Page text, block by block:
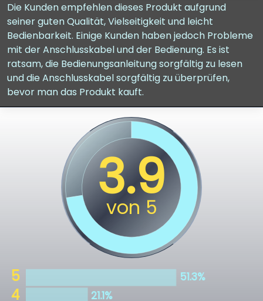
Die Kunden empfehlen dieses Produkt aufgrund
seiner guten Qualität, Vielseitigkeit und leicht
Bedienbarkeit. Einige Kunden haben jedoch Probleme
mit der Anschlusskabel und der Bedienung. Es ist
ratsam, die Bedienungsanleitung sorgfältig zu lesen
und die Anschlusskabel sorgfältig zu überprüfen,
bevor man das Produkt kauft.